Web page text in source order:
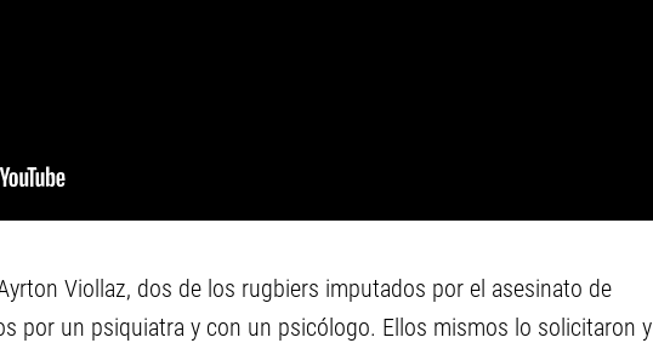
Viollaz, dos de los rugbiers imputados por el asesinato de
por un psiquiatra y con un psicólogo. Ellos mismos lo solicitaron y